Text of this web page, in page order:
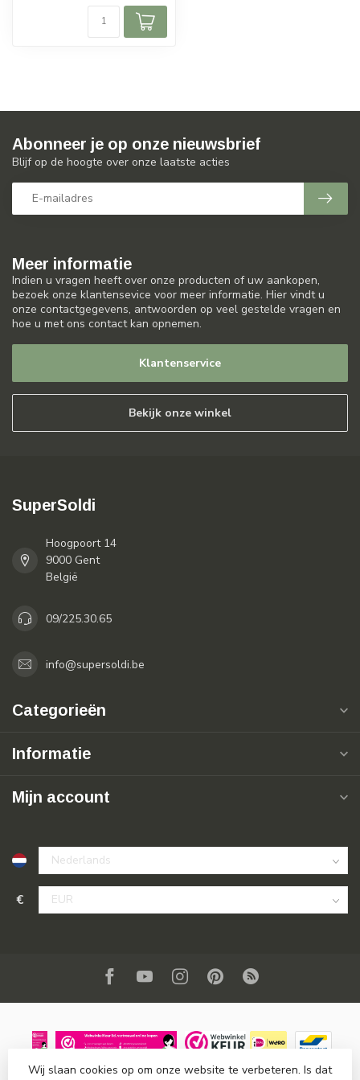
Meer informatie
Indien u vragen heeft over onze producten of uw aankopen,
bezoek onze klantensevice voor meer informatie. Hier vindt u
onze contactgegevens, antwoorden op veel gestelde vragen en
hoe u met ons contact kan opnemen.
Klantenservice
Bekijk onze winkel
Abonneer je op onze nieuwsbrief
Blijf op de hoogte over onze laatste acties
SuperSoldi
Hoogpoort 14
9000 Gent
België
09/225.30.65
info@supersoldi.be
Categorieën
Informatie
Mijn account
€
© Copyright 2026 SuperSoldi- Powered byLightspeed-
Wij slaan cookies op om onze website te verbeteren. Is dat